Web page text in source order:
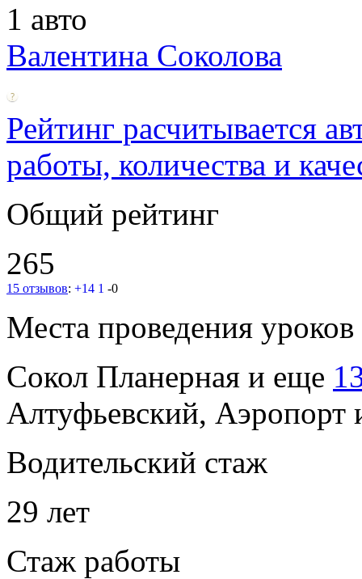
1 авто
Валентина Соколова
Рейтинг расчитывается
работы, количества и
Общий рейтинг
265
15 отзывов: +14 1 -0
Места проведения уроков
Сокол Планерная и еще
Алтуфьевский, Аэропорт
Водительский стаж
29 лет
Стаж работы